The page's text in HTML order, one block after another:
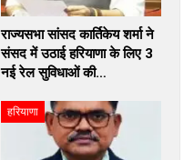
राज्यसभा सांसद कार्तिकेय शर्मा ने
संसद में उठाई हरियाणा के लिए 3
नई रेल सुविधाओं की…
हरियाणा